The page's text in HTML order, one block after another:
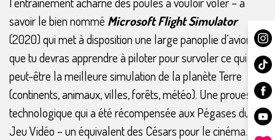
savoir le bien nommé Microsoft Flight Simulator
(2020) qui met à disposition une large panoplie d’avions
que tu devras apprendre à piloter pour survoler ce qui est
peut-être la meilleure simulation de la planète Terre
(continents, animaux, villes, forêts, météo). Une prouesse
technologique qui a été récompensée aux Pégases du
Jeu Vidéo – un équivalent des Césars pour le cinéma.